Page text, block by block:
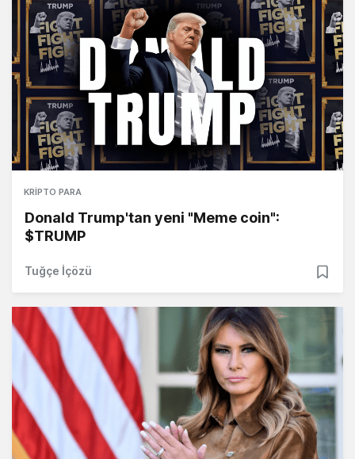
KRIPTO PARA
Donald Trump'tan yeni "Meme coin":
$TRUMP
Tuğçe İçözü